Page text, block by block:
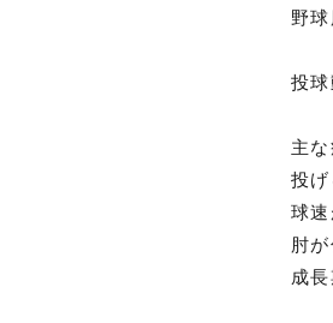
野球
投
主
投
球速
肘
成